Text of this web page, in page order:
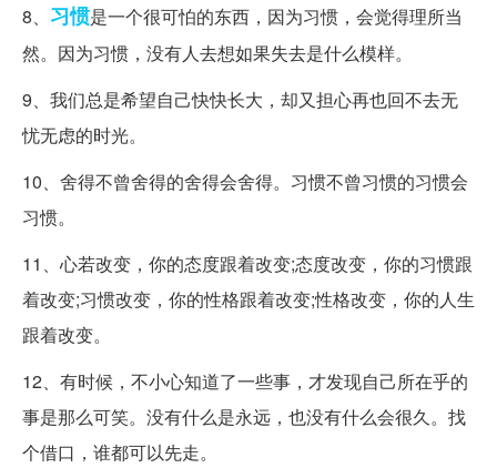
8、 习惯是一个很可怕的东西，因为习惯，会觉得理所当
然。因为习惯，没有人去想如果失去是什么模样。
9、我们总是希望自己快快长大，却又担心再也回不去无
忧无虑的时光。
10、舍得不曾舍得的舍得会舍得。习惯不曾习惯的习惯会
习惯。
11、心若改变，你的态度跟着改变;态度改变，你的习惯跟
着改变;习惯改变，你的性格跟着改变;性格改变，你的人生
跟着改变。
12、有时候，不小心知道了一些事，才发现自己所在乎的
事是那么可笑。没有什么是永远，也没有什么会很久。找
个借口，谁都可以先走。